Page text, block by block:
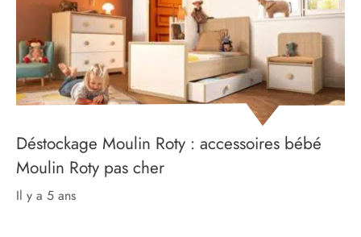
Déstockage Moulin Roty : accessoires bébé
Moulin Roty pas cher
il y a 5 ans